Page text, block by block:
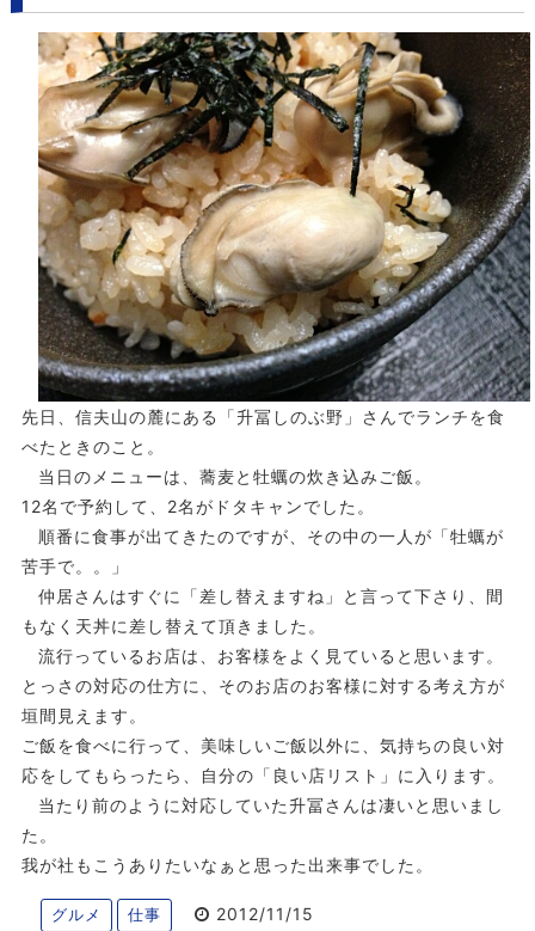
先日、信夫山の麓にある「升冨しのぶ野」さんでランチを食
べたときのこと。
当日のメニューは、蕎麦と牡蠣の炊き込みご飯。
12名で予約して、2名がドタキャンでした。
順番に食事が出てきたのですが、その中の一人が「牡蠣が
苦手で。。」
仲居さんはすぐに「差し替えますね」と言って下さり、間
もなく天丼に差し替えて頂きました。
流行っているお店は、お客様をよく見ていると思います。
とっさの対応の仕方に、そのお店のお客様に対する考え方が
垣間見えます。
ご飯を食べに行って、美味しいご飯以外に、気持ちの良い対
応をしてもらったら、自分の「良い店リスト」に入ります。
当たり前のように対応していた升冨さんは凄いと思いまし
た。
我が社もこうありたいなぁと思った出来事でした。
グルメ 仕事 2012/11/15